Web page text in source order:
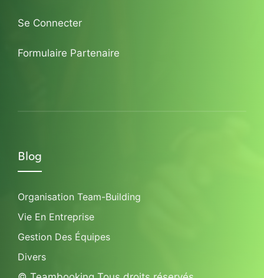
Se Connecter
Formulaire Partenaire
Blog
Organisation Team-Building
Vie En Entreprise
Gestion Des Équipes
Divers